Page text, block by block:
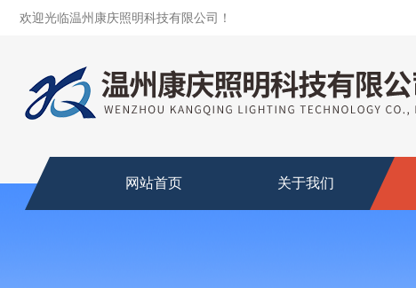
欢迎光临温州康庆照明科技有限公司！
网站首页 关于我们